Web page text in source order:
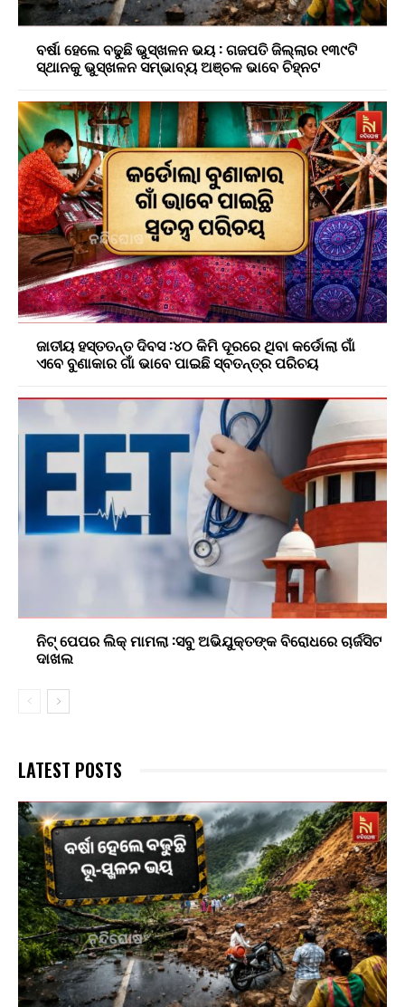
ବର୍ଷା ହେଲେ ବଢୁଛି ଭୁସ୍ଖଳନ ଭୟ : ଗଜପତି ଜିଲ୍ଲାର ୧୩୯ଟି
ସ୍ଥାନକୁ ଭୁସ୍ଖଳନ ସମ୍ଭାବ୍ୟ ଅଞ୍ଚଳ ଭାବେ ଚିହ୍ନଟ
ଜାତୀୟ ହସ୍ତତନ୍ତ ଦିବସ :୪୦ କିମି ଦୂରରେ ଥିବା କର୍ଡୋଲା ଗାଁ
ଏବେ ବୁଣାକାର ଗାଁ ଭାବେ ପାଇଛି ସ୍ବତନ୍ତ୍ର ପରିଚୟ
ନିଟ୍ ପେପର ଲିକ୍ ମାମଲା :ସବୁ ଅଭିଯୁକ୍ତଙ୍କ ବିରୋଧରେ ଚାର୍ଜସିଟ
ଦାଖଲ
LATEST POSTS